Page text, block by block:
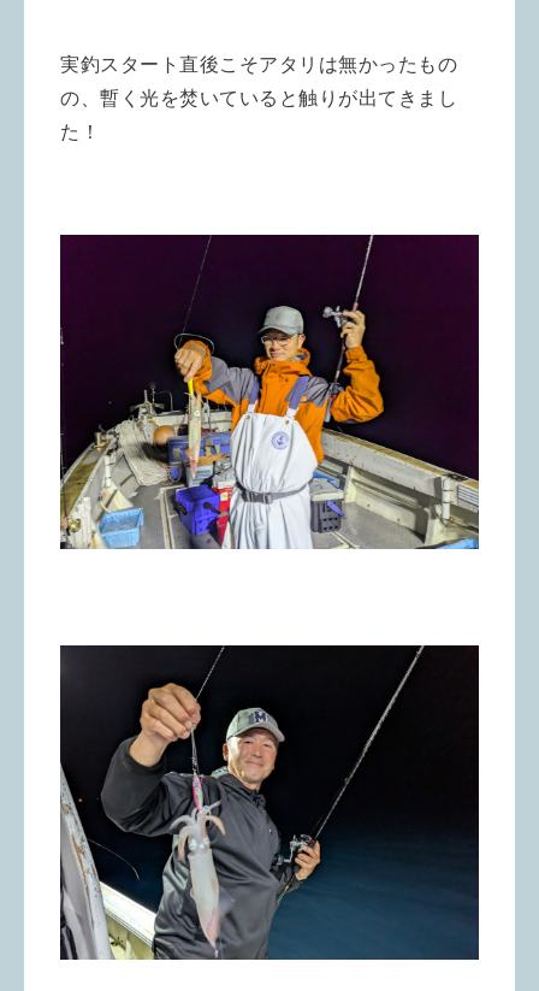
実釣スタート直後こそアタリは無かったもの
の、暫く光を焚いていると触りが出てきまし
た！